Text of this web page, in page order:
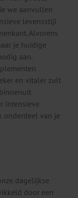
we aanvullen
levensstijl
Alvorens
je huidige
aan.
en vitaler zult
intensieve
onderdeel van je
dagelijkse
door een